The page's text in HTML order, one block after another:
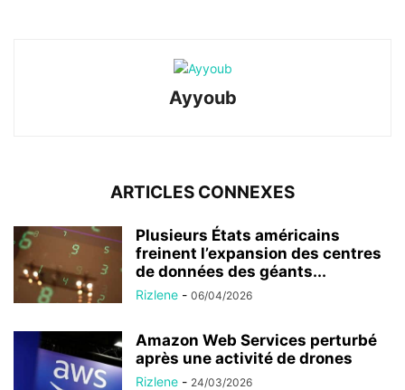
Ayyoub
ARTICLES CONNEXES
Plusieurs États américains
freinent l’expansion des centres
de données des géants...
Rizlene - 06/04/2026
Amazon Web Services perturbé
après une activité de drones
Rizlene - 24/03/2026